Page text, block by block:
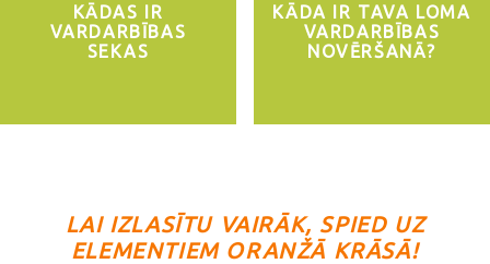
KĀDAS IR
VARDARBĪBAS
SEKAS
KĀDA IR TAVA LOMA
VARDARBĪBAS
NOVĒRŠANĀ?
LAI IZLASĪTU VAIRĀK, SPIED UZ
ELEMENTIEM ORANŽĀ KRĀSĀ!